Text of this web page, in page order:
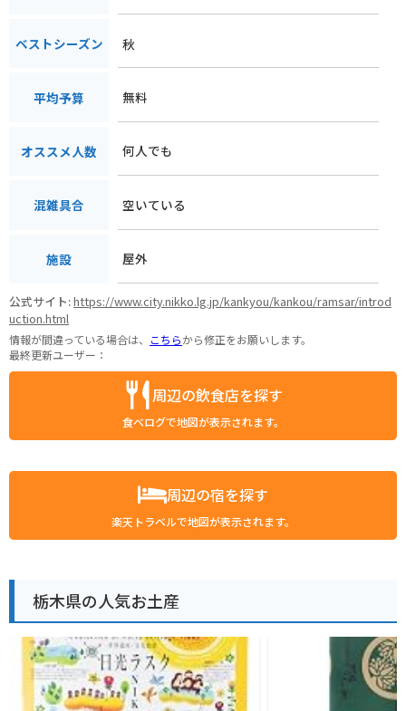
ベストシーズン 秋
平均予算 無料
オススメ人数 何人でも
混雑具合 空いている
施設 屋外
公式サイト:https://www.city.nikko.lg.jp/kankyou/kankou/ramsar/introd
uction.html
情報が間違っている場合は、 こちらから修正をお願いします。
最終更新ユーザー：
周辺の飲食店を探す
食べログで地図が表示されます。
周辺の宿を探す
楽天トラベルで地図が表示されます。
栃木県の人気お土産